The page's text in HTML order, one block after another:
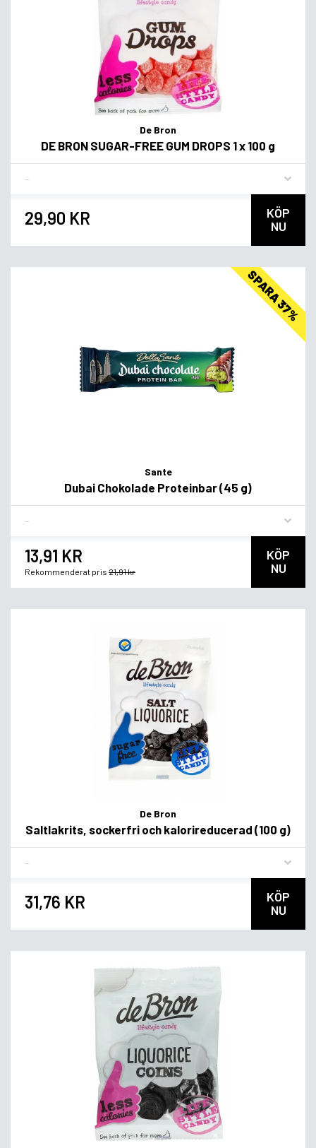
De Bron
DE BRON SUGAR-FREE GUM DROPS 1 x 100 g
29,90 KR
KÖP
NU
SPARA 37%
Sante
Dubai Chokolade Proteinbar (45 g)
13,91 KR
Rekommenderat pris 21,91 kr
KÖP
NU
De Bron
Saltlakrits, sockerfri och kalorireducerad (100 g)
31,76 KR
KÖP
NU